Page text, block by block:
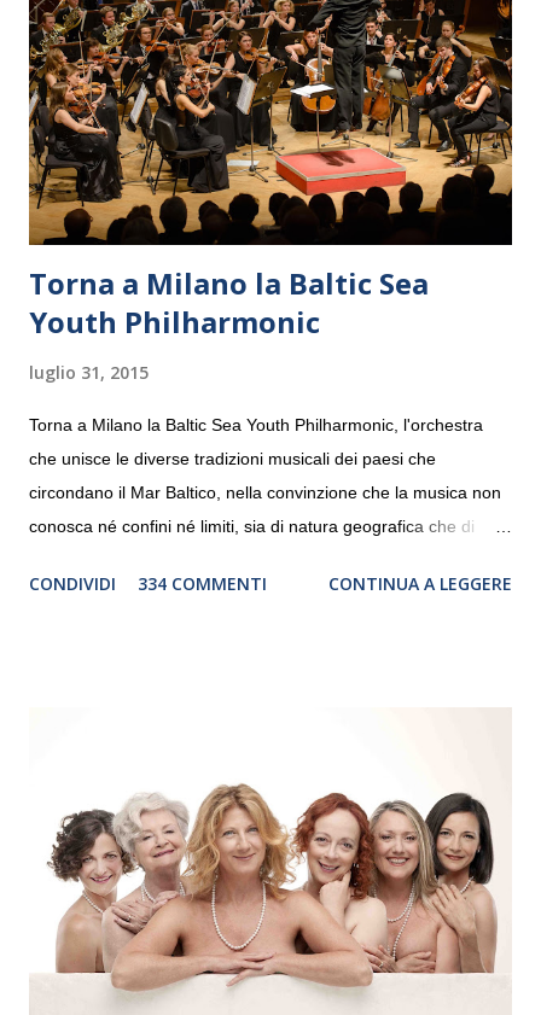
Torna a Milano la Baltic Sea
Youth Philharmonic
luglio 31, 2015
Torna a Milano la Baltic Sea Youth Philharmonic, l'orchestra
che unisce le diverse tradizioni musicali dei paesi che
circondano il Mar Baltico, nella convinzione che la musica non
conosca né confini né limiti, sia di natura geografica che di
debutterà il 10 settembre a Heiden, in Germania, e toccherà, in
“Settembre dell’Accademia” dove si esibirà per il secondo anno
consecutivo. Il pubblico milanese avrà il piacere di applaudire i
giovani artisti della Baltic Sea Youth Philharmonic per la quarta
volta. L’orchestra, fondata nel 2008 da Kristjan Järvi (affiancato
da un prestigioso consiglio di consulent...
CONDIVIDI 334 COMMENTI CONTINUA A LEGGERE